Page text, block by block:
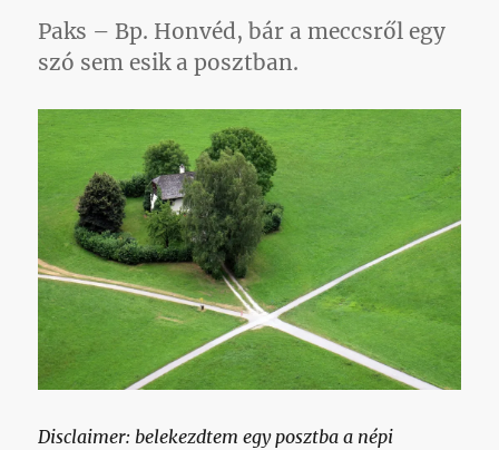
Paks – Bp. Honvéd, bár a meccsről egy
szó sem esik a posztban.
Disclaimer: belekezdtem egy posztba a népi